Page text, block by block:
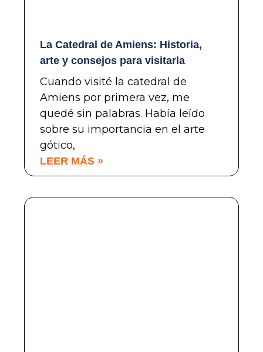
La Catedral de Amiens: Historia,
arte y consejos para visitarla
Cuando visité la catedral de
Amiens por primera vez, me
quedé sin palabras. Había leído
sobre su importancia en el arte
gótico,
LEER MÁS »